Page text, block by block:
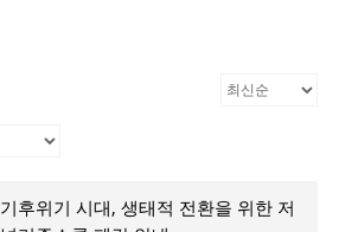
기후위기 시대, 생태적 전환을 위한 저